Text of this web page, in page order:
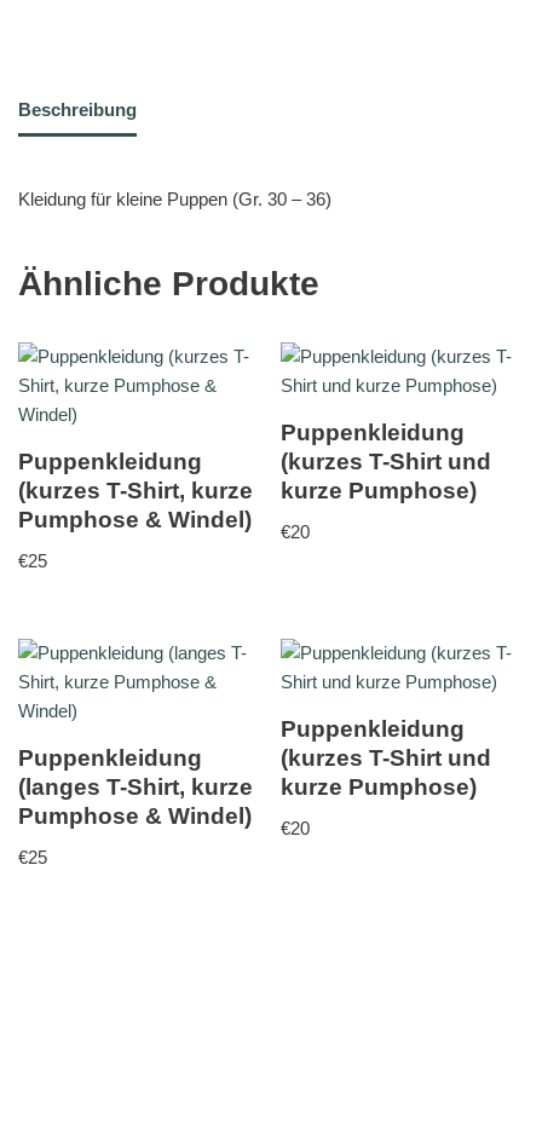
Beschreibung
Kleidung für kleine Puppen (Gr. 30 – 36)
Ähnliche Produkte
Puppenkleidung
(kurzes T-Shirt, kurze
Pumphose & Windel)
€25
Puppenkleidung
(kurzes T-Shirt und
kurze Pumphose)
€20
Puppenkleidung
(langes T-Shirt, kurze
Pumphose & Windel)
€25
Puppenkleidung
(kurzes T-Shirt und
kurze Pumphose)
€20